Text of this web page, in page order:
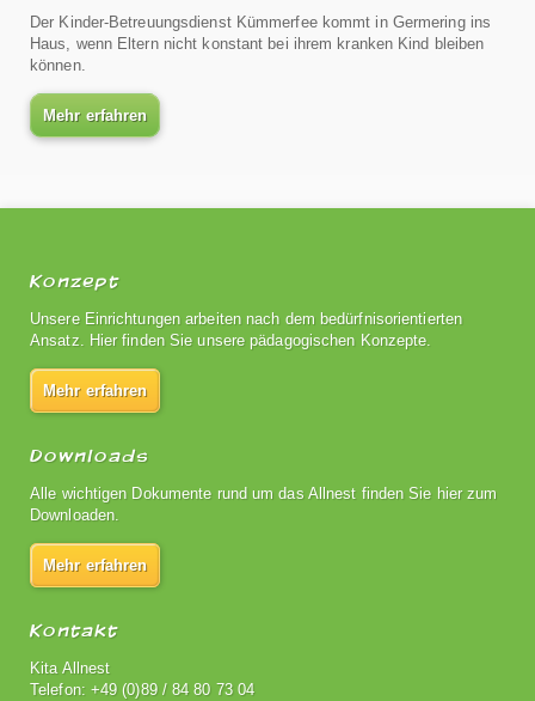
Der Kinder-Betreuungsdienst Kümmerfee kommt in Germering ins
Haus, wenn Eltern nicht konstant bei ihrem kranken Kind bleiben
können.
Mehr erfahren
Konzept
Unsere Einrichtungen arbeiten nach dem bedürfnisorientierten
Ansatz. Hier finden Sie unsere pädagogischen Konzepte.
Mehr erfahren
Downloads
Alle wichtigen Dokumente rund um das Allnest finden Sie hier zum
Downloaden.
Mehr erfahren
Kontakt
Kita Allnest
Telefon: +49 (0)89 / 84 80 73 04